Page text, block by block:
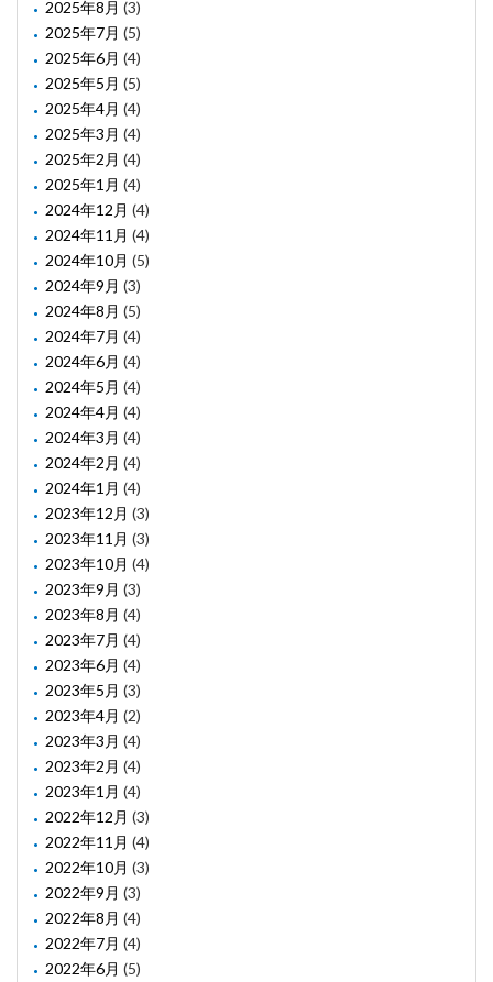
2025年8月 (3)
2025年7月 (5)
2025年6月 (4)
2025年5月 (5)
2025年4月 (4)
2025年3月 (4)
2025年2月 (4)
2025年1月 (4)
2024年12月 (4)
2024年11月 (4)
2024年10月 (5)
2024年9月 (3)
2024年8月 (5)
2024年7月 (4)
2024年6月 (4)
2024年5月 (4)
2024年4月 (4)
2024年3月 (4)
2024年2月 (4)
2024年1月 (4)
2023年12月 (3)
2023年11月 (3)
2023年10月 (4)
2023年9月 (3)
2023年8月 (4)
2023年7月 (4)
2023年6月 (4)
2023年5月 (3)
2023年4月 (2)
2023年3月 (4)
2023年2月 (4)
2023年1月 (4)
2022年12月 (3)
2022年11月 (4)
2022年10月 (3)
2022年9月 (3)
2022年8月 (4)
2022年7月 (4)
2022年6月 (5)